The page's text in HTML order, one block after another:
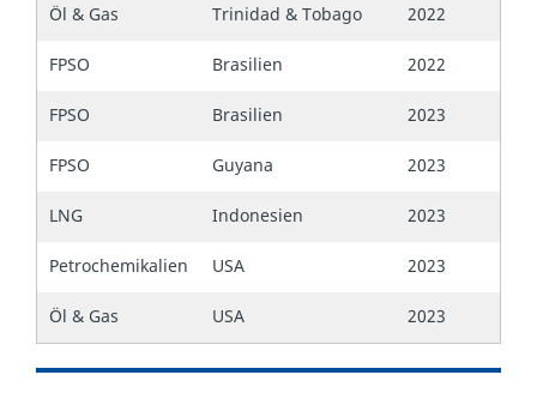
Öl & Gas
Trinidad & Tobago
2022
FPSO
Brasilien
2022
FPSO
Brasilien
2023
FPSO
Guyana
2023
LNG
Indonesien
2023
Petrochemikalien
USA
2023
Öl & Gas
USA 2023